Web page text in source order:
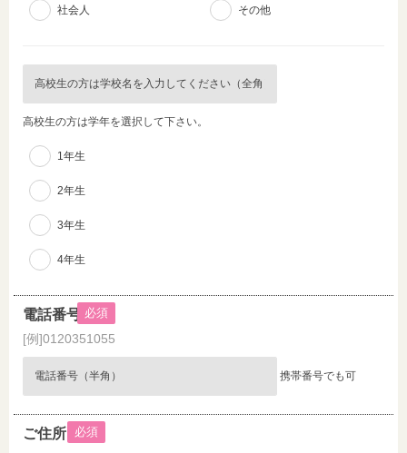
社会人 その他
高校生の方は学年を選択して下さい。
1年生
2年生
3年生
4年生
必須
電話番号
[例]0120351055
携帯番号でも可
必須
ご住所